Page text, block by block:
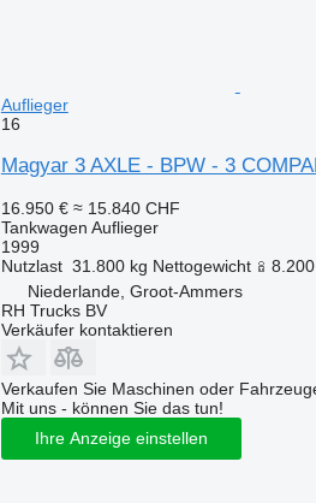
Auflieger
16
Magyar 3 AXLE - BPW - 3
16.950 € ≈ 15.840 CHF
Tankwagen Auflieger
1999
Nutzlast 31.800 kg Nettogewicht
Niederlande, Groot-Ammers
RH Trucks BV
Verkäufer kontaktieren
Verkaufen Sie Maschinen oder
Mit uns - können Sie das tun!
Ihre Anzeige einstellen